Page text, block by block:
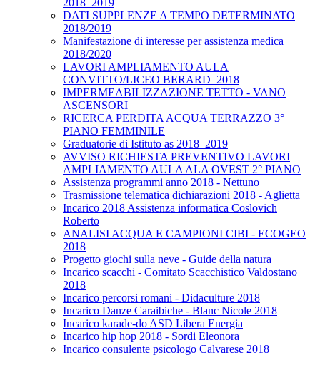
2018_2019
DATI SUPPLENZE A TEMPO DETERMINATO
2018/2019
Manifestazione di interesse per assistenza medica
2018/2020
LAVORI AMPLIAMENTO AULA
CONVITTO/LICEO BERARD_2018
IMPERMEABILIZZAZIONE TETTO - VANO
ASCENSORI
RICERCA PERDITA ACQUA TERRAZZO 3°
PIANO FEMMINILE
Graduatorie di Istituto as 2018_2019
AVVISO RICHIESTA PREVENTIVO LAVORI
AMPLIAMENTO AULA ALA OVEST 2° PIANO
Assistenza programmi anno 2018 - Nettuno
Trasmissione telematica dichiarazioni 2018 - Aglietta
Incarico 2018 Assistenza informatica Coslovich
Roberto
ANALISI ACQUA E CAMPIONI CIBI - ECOGEO
2018
Progetto giochi sulla neve - Guide della natura
Incarico scacchi - Comitato Scacchistico Valdostano
2018
Incarico percorsi romani - Didaculture 2018
Incarico Danze Caraibiche - Blanc Nicole 2018
Incarico karade-do ASD Libera Energia
Incarico hip hop 2018 - Sordi Eleonora
Incarico consulente psicologo Calvarese 2018